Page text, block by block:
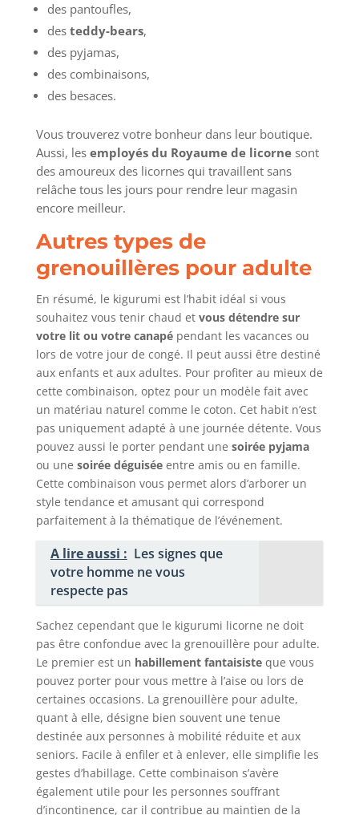
des pantoufles,
des teddy-bears,
des pyjamas,
des combinaisons,
des besaces.
Vous trouverez votre bonheur dans leur boutique.
Aussi, les employés du Royaume de licornesont
des amoureux des licornes qui travaillent sans
relâche tous les jours pour rendre leur magasin
encore meilleur.
Autres types de
grenouillères pour adulte
En résumé, le kigurumi est l’habit idéal si vous
souhaitez vous tenir chaud et vous détendre sur
votre lit ou votre canapé pendant les vacances ou
lors de votre jour de congé. Il peut aussi être destiné
aux enfants et aux adultes. Pour profiter au mieux de
cette combinaison, optez pour un modèle fait avec
un matériau naturel comme le coton. Cet habit n’est
pas uniquement adapté à une journée détente. Vous
pouvez aussi le porter pendant une soirée pyjama
ou une soirée déguiséeentre amis ou en famille.
Cette combinaison vous permet alors d’arborer un
style tendance et amusant qui correspond
parfaitement à la thématique de l’événement.
A lire aussi : Les signes que
votre homme ne vous
respecte pas
Sachez cependant que le kigurumi licorne ne doit
pas être confondue avec la grenouillère pour adulte.
Le premier est un habillement fantaisiste que vous
pouvez porter pour vous mettre à l’aise ou lors de
certaines occasions. La grenouillère pour adulte,
quant à elle, désigne bien souvent une tenue
destinée aux personnes à mobilité réduite et aux
seniors. Facile à enfiler et à enlever, elle simplifie les
gestes d’habillage. Cette combinaison s’avère
également utile pour les personnes souffrant
d’incontinence, car il contribue au maintien de la